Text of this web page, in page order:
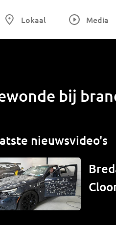
Lokaal Media
bij
nieuwsvideo's